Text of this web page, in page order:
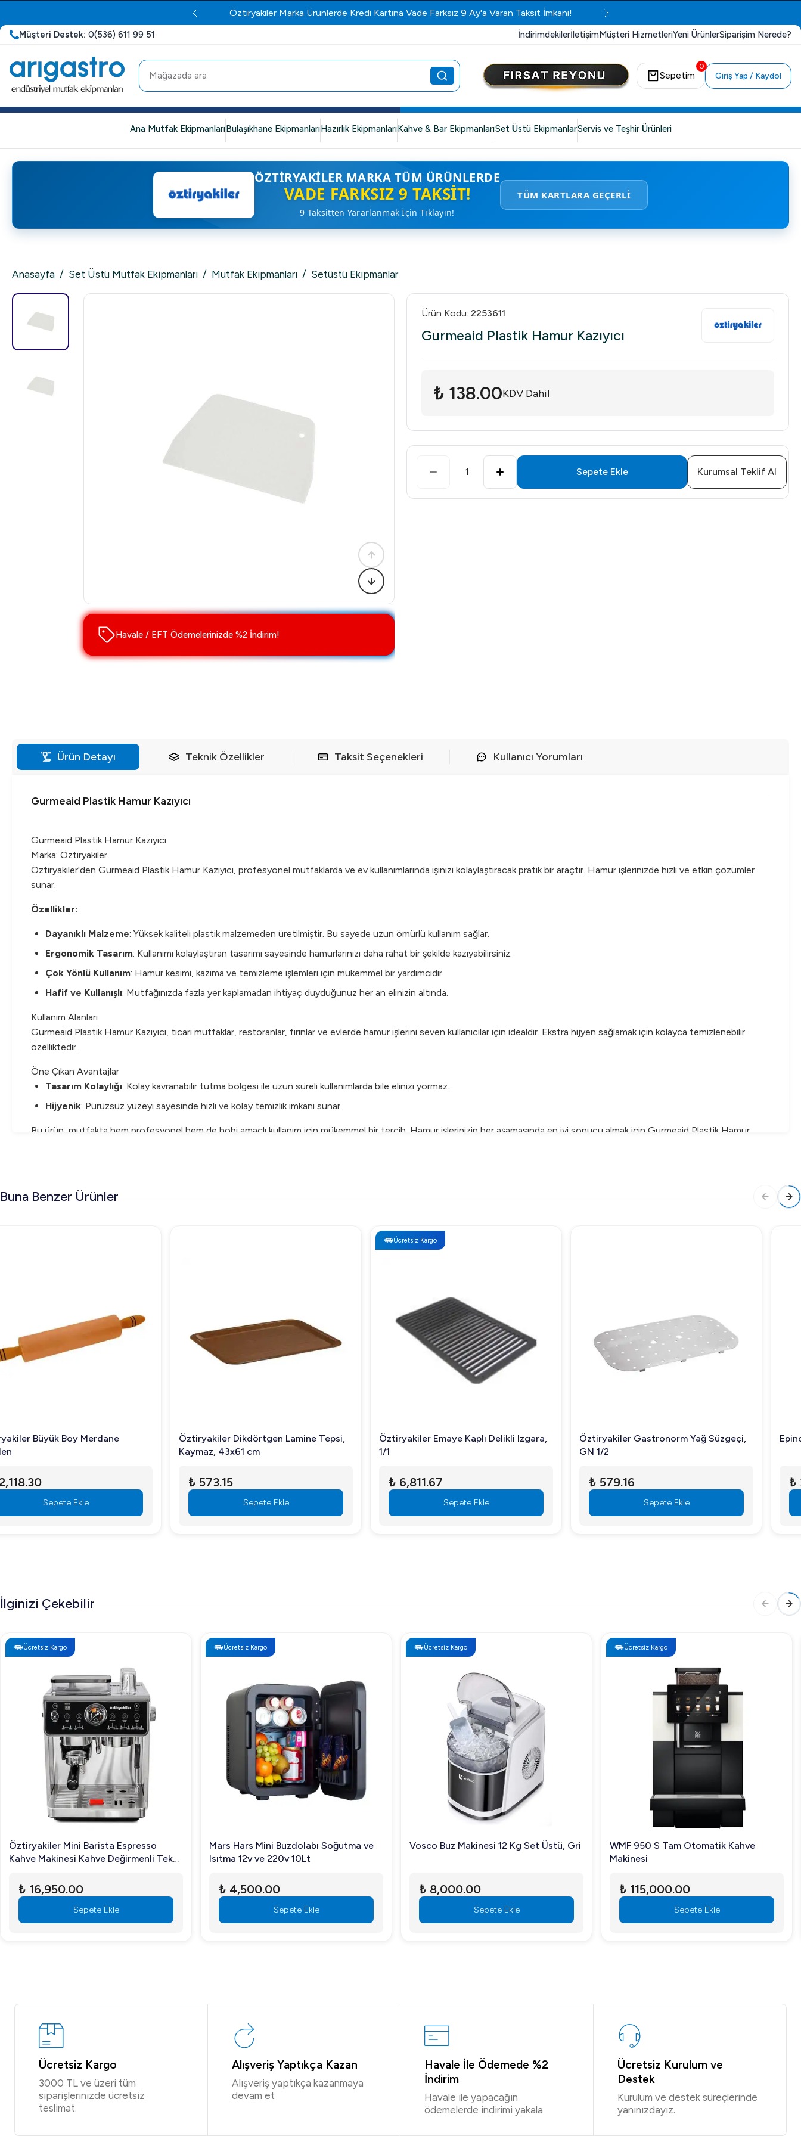
Öztiryakiler Marka Ürünlerde Kredi Kartına Vade Farksız 9 Ay'a Varan Taksit İmkanı!
Müşteri Destek: 0(536) 611 99 51 İndirimdekilerİletişimMüşteri HizmetleriYeni ÜrünlerSiparişim Nerede?
0
Sepetim Giriş Yap / Kaydol
Ana Mutfak EkipmanlarıBulaşıkhane EkipmanlarıHazırlık EkipmanlarıKahve & Bar EkipmanlarıSet Üstü EkipmanlarServis ve Teşhir Ürünleri
ÖZTIRYAKILER MARKA TÜM ÜRÜNLERDE
VADE FARKSIZ 9 TAKSIT!
9 Taksitten Yararlanmak İçin Tıklayın!
TÜM KARTLARA GEÇERLİ
Anasayfa / Set Üstü Mutfak Ekipmanları / Mutfak Ekipmanları / Setüstü Ekipmanlar
Havale / EFT Ödemelerinizde %2 İndirim!
Ürün Kodu: 2253611
Gurmeaid Plastik Hamur Kazıyıcı
₺ 138.00KDV Dahil
1 Sepete Ekle Kurumsal Teklif Al
Ürün Detayı Teknik Özellikler Taksit Seçenekleri Kullanıcı Yorumları
Gurmeaid Plastik Hamur Kazıyıcı
Gurmeaid Plastik Hamur Kazıyıcı
Marka: Öztiryakiler
Öztiryakiler'den Gurmeaid Plastik Hamur Kazıyıcı, profesyonel mutfaklarda ve ev kullanımlarında işinizi kolaylaştıracak pratik bir araçtır. Hamur işlerinizde hızlı ve etkin çözümler
sunar.
Özellikler:
Dayanıklı Malzeme: Yüksek kaliteli plastik malzemeden üretilmiştir. Bu sayede uzun ömürlü kullanım sağlar.
Ergonomik Tasarım: Kullanımı kolaylaştıran tasarımı sayesinde hamurlarınızı daha rahat bir şekilde kazıyabilirsiniz.
Çok Yönlü Kullanım: Hamur kesimi, kazıma ve temizleme işlemleri için mükemmel bir yardımcıdır.
Hafif ve Kullanışlı: Mutfağınızda fazla yer kaplamadan ihtiyaç duyduğunuz her an elinizin altında.
Kullanım Alanları
Gurmeaid Plastik Hamur Kazıyıcı, ticari mutfaklar, restoranlar, fırınlar ve evlerde hamur işlerini seven kullanıcılar için idealdir. Ekstra hijyen sağlamak için kolayca temizlenebilir
özelliktedir.
Öne Çıkan Avantajlar
Tasarım Kolaylığı: Kolay kavranabilir tutma bölgesi ile uzun süreli kullanımlarda bile elinizi yormaz.
Hijyenik: Pürüzsüz yüzeyi sayesinde hızlı ve kolay temizlik imkanı sunar.
Bu ürün, mutfakta hem profesyonel hem de hobi amaçlı kullanım için mükemmel bir tercih. Hamur işlerinizin her aşamasında en iyi sonucu almak için Gurmeaid Plastik Hamur
Buna Benzer Ürünler
Öztiryakiler Dikdörtgen Lamine Tepsi,
Kaymaz, 43x61 cm
₺ 573.15
Sepete Ekle
Öztiryakiler Emaye Kaplı Delikli Izgara,
1/1
₺ 6,811.67
Sepete Ekle
Öztiryakiler Gastronorm Yağ Süzgeçi,
₺ 579.16
Sepete Ekle
Epinox Makas Maşa Delikli 26 CM
₺ 349.99
Sepete Ekle
İlginizi Çekebilir
Ücretsiz Kargo
Mars Hars Mini Buzdolabı Soğutma ve
Isıtma 12v ve 220v 10Lt
₺ 4,500.00
Sepete Ekle
Ücretsiz Kargo
Vosco Buz Makinesi 12 Kg Set Üstü, Gri
₺ 8,000.00
Sepete Ekle
Ücretsiz Kargo
WMF 950 S Tam Otomatik Kahve
₺ 115,000.00
Sepete Ekle
Ücretsiz Kargo
Öztiryakiler E30T Süper Otomatik
Kahve Makinesi, Şebeke Bağlantılı
₺ 60,399.18
STOKTA YOK
Ücretsiz Kargo
3000 TL ve üzeri tüm
siparişlerinizde ücretsiz
teslimat.
Alışveriş Yaptıkça Kazan
Alışveriş yaptıkça kazanmaya
devam et
Havale İle Ödemede %2
İndirim
Havale ile yapacağın
ödemelerde indirimi yakala
Ücretsiz Kurulum ve
Destek
Kurulum ve destek süreçlerinde
yanınızdayız.